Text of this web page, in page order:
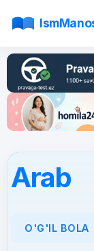
Arab
O'G'IL BOLA